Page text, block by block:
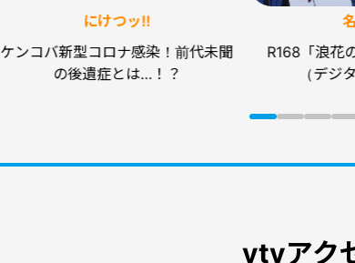
にけつッ!!
ケンコバ新型コロナ感染！前代未聞
の後遺症とは…！？
R168「浪花
（デジ
ytvアク